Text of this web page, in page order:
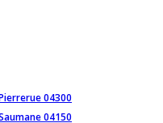
04300
04150